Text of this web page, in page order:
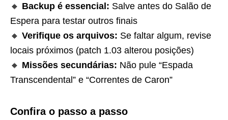
🔸 Backup é essencial: Salve antes do Salão de
Espera para testar outros finais
🔸 Verifique os arquivos: Se faltar algum, revise
locais próximos (patch 1.03 alterou posições)
🔸 Missões secundárias: Não pule “Espada
Transcendental” e “Correntes de Caron”
Confira o passo a passo